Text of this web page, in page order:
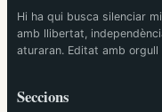
Hi ha qui busca silenciar
amb llibertat,
aturaran. Editat amb orgull
Seccions